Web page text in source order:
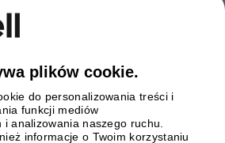
Polska
Szwecja
Wielka Brytania
Włochy
plików cookie.
do personalizowania treści i
funkcji mediów
i analizowania naszego ruchu.
informacje o Twoim korzystaniu